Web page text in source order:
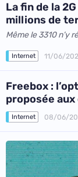
La fin de la
millions de
Même le 3310 n’y
Internet 11/06/
Freebox :
proposée
Internet 08/06/